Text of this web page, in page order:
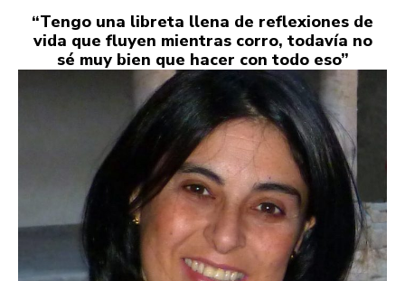
“Tengo una libreta llena de reflexiones de
vida que fluyen mientras corro, todavía no
sé muy bien que hacer con todo eso”